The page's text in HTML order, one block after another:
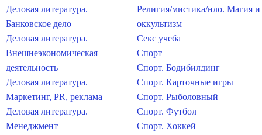
Деловая литература.
Банковское дело
Деловая литература.
Внешнеэкономическая
деятельность
Деловая литература.
Маркетинг, PR, реклама
Деловая литература.
Менеджмент
Религия/мистика/нло. Магия и
оккультизм
Секс учеба
Спорт
Спорт. Бодибилдинг
Спорт. Карточные игры
Спорт. Рыболовный
Спорт. Футбол
Спорт. Хоккей